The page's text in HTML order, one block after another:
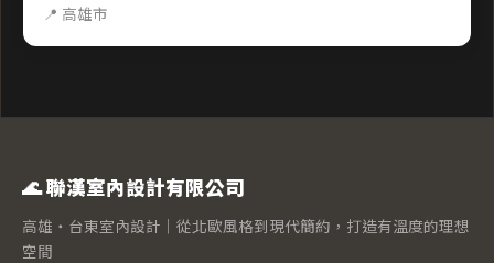
📍 高雄市
🌊 聯漢室內設計有限公司
高雄・台東室內設計｜從北歐風格到現代簡約，打造有溫度的理想
空間